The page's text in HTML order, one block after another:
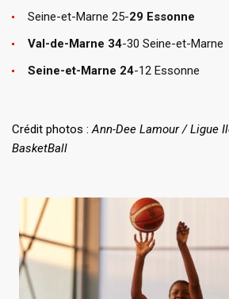
Seine-et-Marne 25-29 Essonne
Val-de-Marne 34-30 Seine-et-Marne
Seine-et-Marne 24-12 Essonne
Crédit photos :Ann-Dee Lamour / Ligue
BasketBall